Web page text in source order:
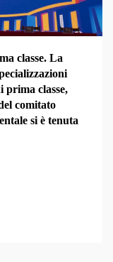
classe. La
prima classe,
comitato
si è tenuta